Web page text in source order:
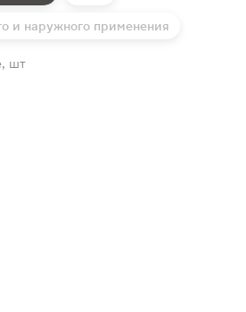
и наружного применения
шт